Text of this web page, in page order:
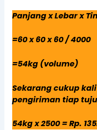
Panjang x Lebar x
=60 x 60 x 60 / 4000
=54kg (volume)
Sekarang cukup
pengiriman tiap
54kg x 2500 = Rp.